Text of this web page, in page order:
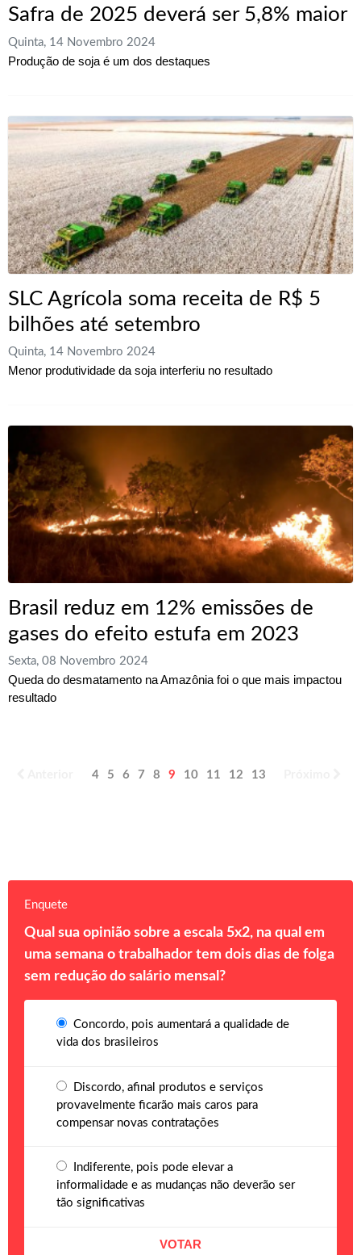
Safra de 2025 deverá ser 5,8% maior
Quinta, 14 Novembro 2024
Produção de soja é um dos destaques
SLC Agrícola soma receita de R$ 5
bilhões até setembro
Quinta, 14 Novembro 2024
Menor produtividade da soja interferiu no resultado
Brasil reduz em 12% emissões de
gases do efeito estufa em 2023
Sexta, 08 Novembro 2024
Queda do desmatamento na Amazônia foi o que mais impactou
resultado
4 5 6 7 8 9 10 11 12 13
Enquete
Qual sua opinião sobre a escala 5x2, na qual em
uma semana o trabalhador tem dois dias de folga
sem redução do salário mensal?
Concordo, pois aumentará a qualidade de
vida dos brasileiros
Discordo, afinal produtos e serviços
provavelmente ficarão mais caros para
compensar novas contratações
Indiferente, pois pode elevar a
informalidade e as mudanças não deverão ser
tão significativas